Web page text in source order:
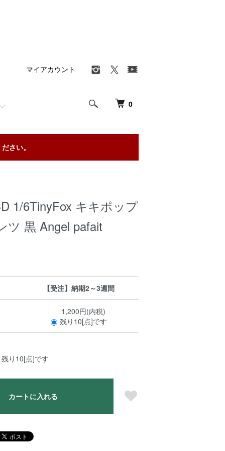
0
マイアカウント
さい。
1/6TinyFox キキポップ
ツ 黒 Angel pafait
【受注】納期2～3週間
1,200円(内税)
残り10[点]です
り10[点]です
カートに入れる